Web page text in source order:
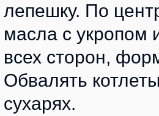
лепешку. По
масла с укропом
всех сторон,
Обвалять
сухарях.